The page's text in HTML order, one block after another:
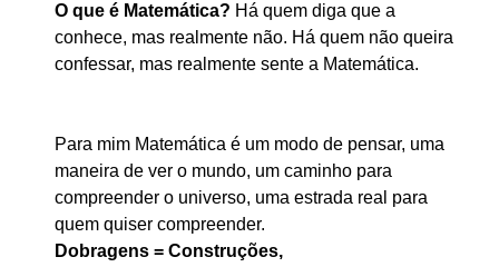
O que é Matemática? Há quem diga que a
conhece, mas realmente não. Há quem não queira
confessar, mas realmente sente a Matemática.
Para mim Matemática é um modo de pensar, uma
maneira de ver o mundo, um caminho para
compreender o universo, uma estrada real para
quem quiser compreender.
Dobragens = Construções,